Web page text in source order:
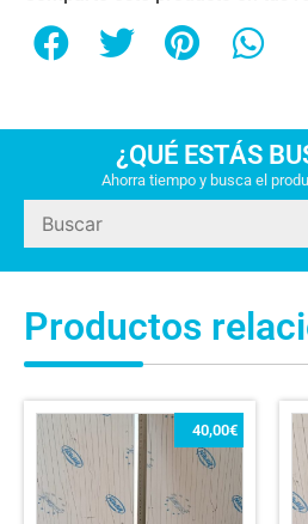
¿QUÉ ESTÁS
Ahorra tiempo y busca el
Productos
40,00€